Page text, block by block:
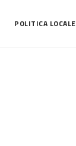
POLITICA LOCALE